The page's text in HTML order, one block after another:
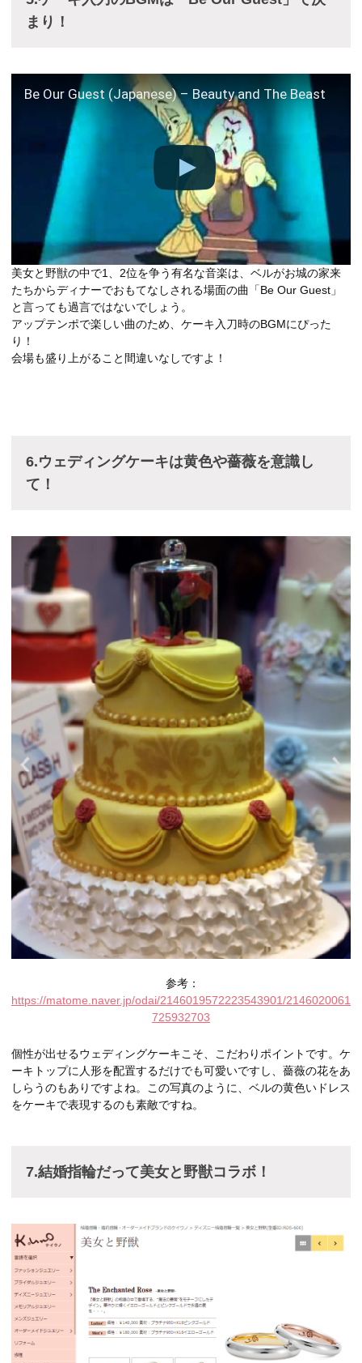
まり！
Be Our Guest (Japanese) – Beauty and The Beast
美女と野獣の中で1、2位を争う有名な音楽は、ベルがお城の家来
たちからディナーでおもてなしされる場面の曲「Be Our Guest」
と言っても過言ではないでしょう。
アップテンポで楽しい曲のため、ケーキ入刀時のBGMにぴった
り！
会場も盛り上がること間違いなしですよ！
6.ウェディングケーキは黄色や薔薇を意識し
て！
参考：
https://matome.naver.jp/odai/2146019572223543901/2146020061
725932703
個性が出せるウェディングケーキこそ、こだわりポイントです。ケ
ーキトップに人形を配置するだけでも可愛いですし、薔薇の花をあ
しらうのもありですよね。この写真のように、ベルの黄色いドレス
をケーキで表現するのも素敵ですね。
7.結婚指輪だって美女と野獣コラボ！